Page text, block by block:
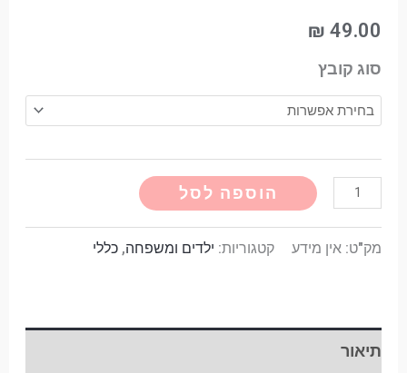
₪ 49.00
סוג קובץ
הוספה לסל Alternative:
מק"ט: אין מידע קטגוריות: ילדים ומשפחה, כללי
תיאור